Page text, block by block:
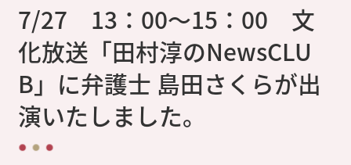
7/27 13：00～15：00 文
化放送「田村淳のNewsCLU
B」に弁護士 島田さくらが出
演いたしました。